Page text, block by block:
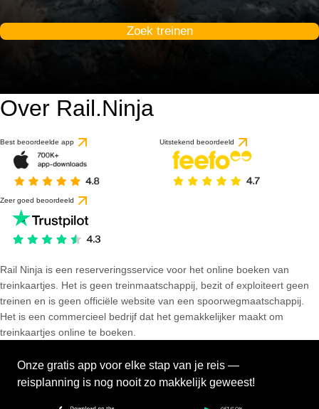
Zoek treinen
Over Rail.Ninja
Best beoordeelde app Uitstekend beoordeeld
Zeer goed beoordeeld
Rail Ninja is een reserveringsservice voor het online boeken van
treinkaartjes. Het is geen treinmaatschappij, bezit of exploiteert geen
treinen en is geen officiële website van een spoorwegmaatschappij.
Het is een commercieel bedrijf dat het gemakkelijker maakt om
treinkaartjes online te boeken.
Onze gratis app voor elke stap van je reis —
reisplanning is nog nooit zo makkelijk geweest!